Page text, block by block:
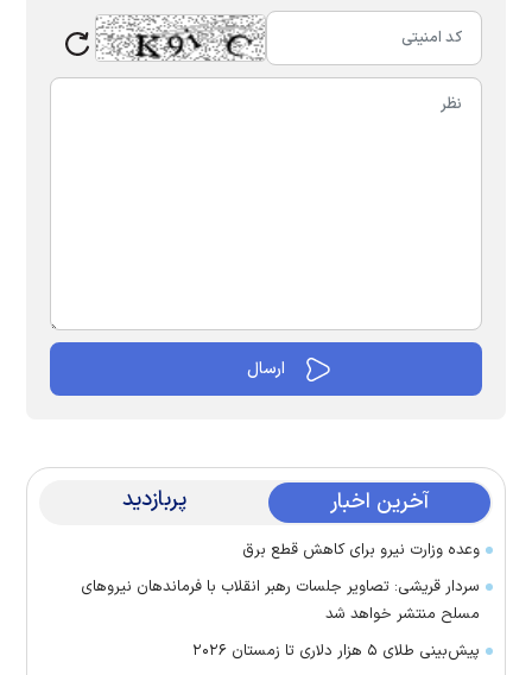
آخرین اخبار پربازدید
وعده وزارت نیرو برای کاهش قطع برق
سردار قریشی: تصاویر جلسات رهبر انقلاب با فرماندهان نیرو‌های
مسلح منتشر خواهد شد
پیش‌بینی طلای ۵ هزار دلاری تا زمستان ۲۰۲۶